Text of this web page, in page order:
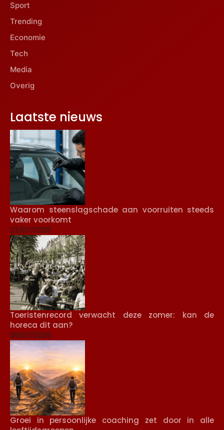
Sport
Trending
Economie
Tech
Media
Overig
Laatste nieuws
Waarom steenslagschade aan voorruiten steeds
vaker voorkomt
22/07/2026
Toeristenrecord verwacht deze zomer: kan de
horeca dit aan?
09/07/2026
Groei in persoonlijke coaching zet door in alle